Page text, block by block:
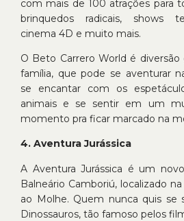
com mais de 100 atrações para
brinquedos radicais, shows
cinema 4D e muito mais.
O Beto Carrero World é diversão
família, que pode se aventurar
se encantar com os
animais e se sentir em um
momento pra ficar marcado na
4. Aventura Jurássica
A Aventura Jurássica é um
Balneário Camboriú, localizado
ao Molhe. Quem nunca quis se
Dinossauros, tão famoso pelos